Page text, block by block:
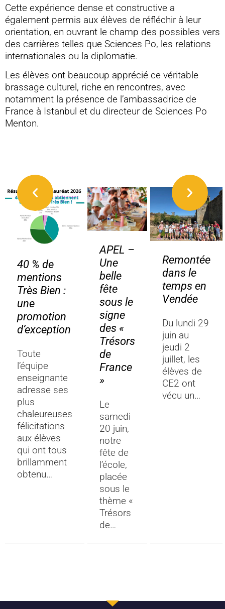
Cette expérience dense et constructive a
également permis aux élèves de réfléchir à leur
orientation, en ouvrant le champ des possibles vers
des carrières telles que Sciences Po, les relations
internationales ou la diplomatie.
Les élèves ont beaucoup apprécié ce véritable
brassage culturel, riche en rencontres, avec
notamment la présence de l’ambassadrice de
France à Istanbul et du directeur de Sciences Po
Menton.
40 % de
mentions
Très Bien :
une
promotion
d’exception
Toute
l’équipe
enseignante
adresse ses
plus
chaleureuses
félicitations
aux élèves
qui ont tous
brillamment
obtenu…
APEL –
Une
belle
fête
sous le
signe
des «
Trésors
de
France
»
Le
samedi
20 juin,
notre
fête de
l’école,
placée
sous le
thème «
Trésors
de…
Remontée
dans le
temps en
Vendée
Du lundi 29
juin au
jeudi 2
juillet, les
élèves de
CE2 ont
vécu un…